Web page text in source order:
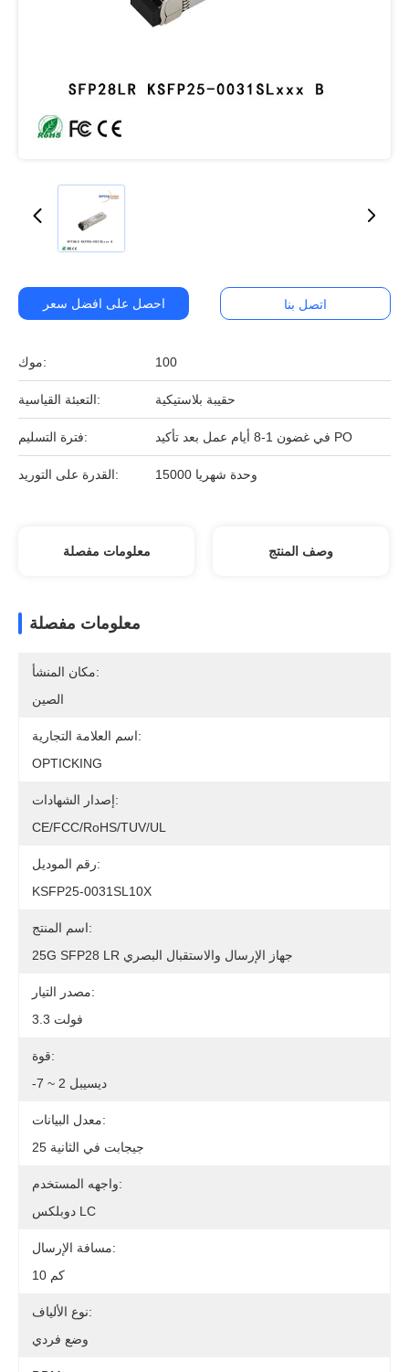
موك: 100
التعبئة القياسية: حقيبة بلاستيكية
فترة التسليم: في غضون 1-8 أيام عمل بعد تأكيد PO
القدرة على التوريد: 15000 وحدة شهريا
احصل على افضل سعر اتصل بنا
معلومات مفصلة وصف المنتج
معلومات مفصلة
مكان المنشأ:
الصين
اسم العلامة التجارية:
OPTICKING
إصدار الشهادات:
CE/FCC/RoHS/TUV/UL
رقم الموديل:
KSFP25-0031SL10X
اسم المنتج:
25G SFP28 LR جهاز الإرسال والاستقبال البصري
مصدر التيار:
3.3 فولت
قوة:
-7 ~ 2 ديسيبل
معدل البيانات:
25 جيجابت في الثانية
واجهه المستخدم:
دوبلكس LC
مسافة الإرسال:
10 كم
نوع الألياف:
وضع فردي